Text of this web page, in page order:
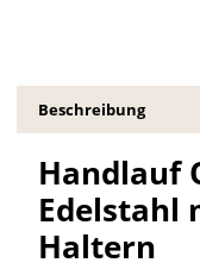
Beschreibung
Handlauf
Edelstahl
Haltern